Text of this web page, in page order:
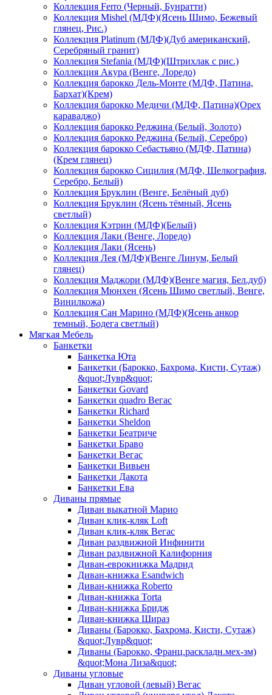
Коллекция Ferro (Черный, Бунратти)
Коллекция Mishel (МДФ)(Ясень Шимо, Бежевый
глянец, Рис.)
Коллекция Platinum (МДФ)(Дуб американский,
Серебряный гранит)
Коллекция Stefania (МДФ)(Штрихлак с рис.)
Коллекция Акура (Венге, Лоредо)
Коллекция барокко Дель-Монте (МДФ, Патина,
Бархат)(Крем)
Коллекция барокко Медичи (МДФ, Патина)(Орех
караваджо)
Коллекция барокко Реджина (Белый, Золото)
Коллекция барокко Реджина (Белый, Серебро)
Коллекция барокко Себастьяно (МДФ, Патина)
(Крем глянец)
Коллекция барокко Сицилия (МДФ, Шелкография,
Серебро, Белый)
Коллекция Бруклин (Венге, Белёный дуб)
Коллекция Бруклин (Ясень тёмный, Ясень
светлый)
Коллекция Кэтрин (МДФ)(Белый)
Коллекция Лаки (Венге, Лоредо)
Коллекция Лаки (Ясень)
Коллекция Лея (МДФ)(Венге Линум, Белый
глянец)
Коллекция Маджори (МДФ)(Венге магия, Бел.дуб)
Коллекция Мюнхен (Ясень Шимо светлый, Венге,
Винилкожа)
Коллекция Сан Марино (МДФ)(Ясень анкор
темный, Бодега светлый)
Мягкая Мебель
Банкетки
Банкетка Юта
Банкетки (Барокко, Бахрома, Кисти, Сутаж)
&quot;Лувр&quot;
Банкетки Govard
Банкетки quadro Вегас
Банкетки Richard
Банкетки Sheldon
Банкетки Беатриче
Банкетки Браво
Банкетки Вегас
Банкетки Вивьен
Банкетки Дакота
Банкетки Ева
Диваны прямые
Диван выкатной Марио
Диван клик-кляк Loft
Диван клик-кляк Вегас
Диван раздвижной Инфинити
Диван раздвижной Калифорния
Диван-еврокнижка Мадрид
Диван-книжка Esandwich
Диван-книжка Roberto
Диван-книжка Torta
Диван-книжка Бридж
Диван-книжка Шираз
Диваны (Барокко, Бахрома, Кисти, Сутаж)
&quot;Лувр&quot;
Диваны (Барокко, Франц.раскладн.мех-зм)
&quot;Мона Лиза&quot;
Диваны угловые
Диван угловой (левый) Вегас